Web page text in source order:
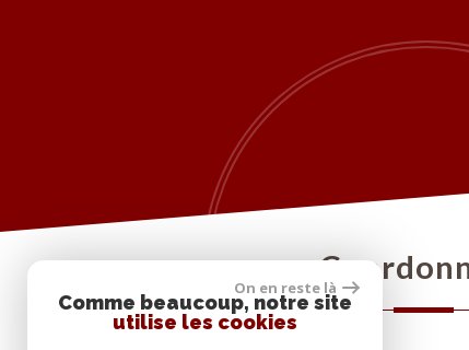
On en reste là
Comme beaucoup, notre site
utilise les cookies